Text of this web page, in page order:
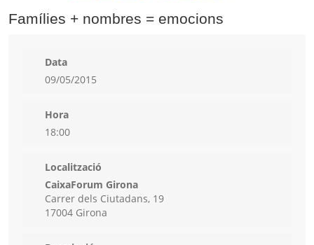
Famílies + nombres = emocions
Data
09/05/2015
Hora
18:00
Localització
CaixaForum Girona
Carrer dels Ciutadans, 19
17004 Girona